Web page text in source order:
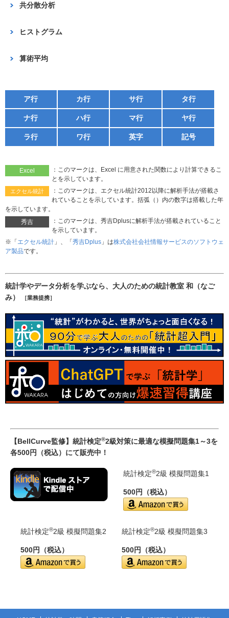
共分散分析
ヒストグラム
算術平均
ア行 カ行 サ行 タ行
ナ行 ハ行 マ行 ヤ行
ラ行 ワ行 英字 記号
Excel
：このマークは、Excel に用意された関数により計算できるこ
とを示しています。
エクセル統計
：このマークは、エクセル統計2012以降に解析手法が搭載さ
れていることを示しています。括弧（）内の数字は搭載した年
を示しています。
秀吉
：このマークは、秀吉Dplusに解析手法が搭載されていること
を示しています。
※「エクセル統計 」、「秀吉Dplus 」は株式会社会社情報サービスのソフトウェ
ア製品です。
統計学やデータ分析を学ぶなら、大人のための統計教室 和（なご
み）
［業務提携］
【BellCurve監修】統計検定®2級対策に最適な模擬問題集1～3を
各500円（税込）にて販売中！
統計検定®2級 模擬問題集1
500円（税込）
統計検定®2級 模擬問題集2
500円（税込）
統計検定®2級 模擬問題集3
500円（税込）